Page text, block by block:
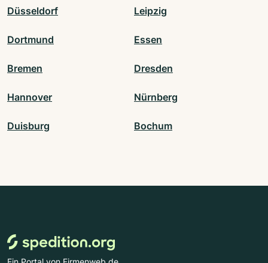
Düsseldorf Leipzig
Dortmund Essen
Bremen Dresden
Hannover Nürnberg
Duisburg Bochum